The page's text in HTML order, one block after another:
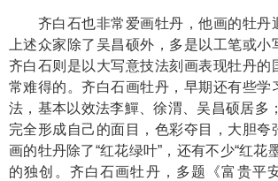
齐白石也非常爱画牡丹，他画的牡丹
上述众家除了吴昌硕外，多是以工笔或
齐白石则是以大写意技法刻画表现牡丹的
常难得的。齐白石画牡丹，早期还有些学
法，基本以效法李鱓、徐渭、吴昌硕居多
完全形成自己的面目，色彩夺目，大胆夸
画的牡丹除了“红花绿叶”，还有不少“红花
的独创。齐白石画牡丹，多题《富贵平